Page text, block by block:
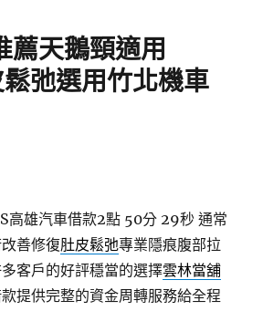
薦天鵝頸適用
弛選用竹北機車
高雄汽車借款2點 50分 29秒 通常
善修復肚皮鬆弛專業隱痕腹部拉
客戶的好評穩當的選擇雲林當舖
提供完整的資金周轉服務給全程